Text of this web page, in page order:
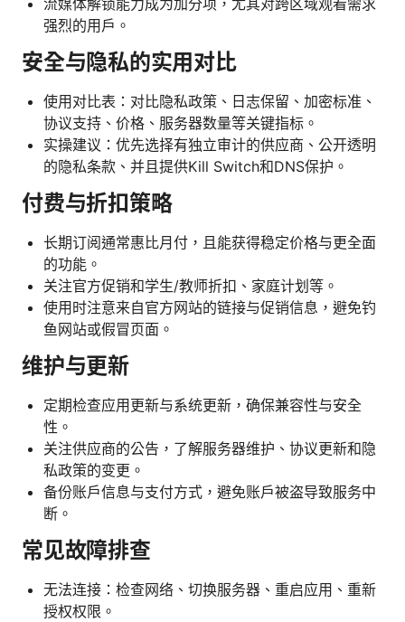
强烈的用户。
安全与隐私的实用对比
使用对比表：对比隐私政策、日志保留、加密标准、
协议支持、价格、服务器数量等关键指标。
实操建议：优先选择有独立审计的供应商、公开透明
的隐私条款、并且提供Kill Switch和DNS保护。
付费与折扣策略
长期订阅通常惠比月付，且能获得稳定价格与更全面
的功能。
关注官方促销和学生/教师折扣、家庭计划等。
使用时注意来自官方网站的链接与促销信息，避免钓
鱼网站或假冒页面。
维护与更新
定期检查应用更新与系统更新，确保兼容性与安全
性。
关注供应商的公告，了解服务器维护、协议更新和隐
私政策的变更。
备份账户信息与支付方式，避免账户被盗导致服务中
断。
常见故障排查
无法连接：检查网络、切换服务器、重启应用、重新
授权权限。